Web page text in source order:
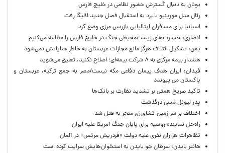
یونان به دنبال گسترش حضور نظامی در خلیج فارس
رئال مدل مورینیو با برد به استقبال فصل جدید لالیگا رفت
اسپانیا برای مسافران ایتالیایی بازرسی مرزی وضع کرد
انصاری: خسارت‌های زیست‌محیطی جنگ در خلیج فارس را مطالبه‌ می‌کنیم
یمن: تشکیل ائتلاف هرگز مانع مجازات عربستان به خاطر جنایاتش نمی‌شود
هشدار بیمه مرکزی به ۸ شرکت بیمه‌ای؛ اصلاح نکنید، تعلیق می‌شوید
فیدان: ایران هدف پیمان دفاعی مکه نیست/مصر به جمع ترکیه، عربستان و
پاکستان می پیوندد
تاکید صریح همتی بر تشدید نظارت بر بانک‌ها
پدر لیونل مسی درگذشت
اختلاف بر سر زمین کشاورزی منجر به قتل شد
راه‌حل نماینده روسیه برای پایان جنگ آمریکا علیه ایران
تظاهرات هزاران نفری علیه دولت «فردریش مرتس» در آلمان
هانتر بایدن: سرطان جو بایدن به استخوان‌هایش سرایت کرده است